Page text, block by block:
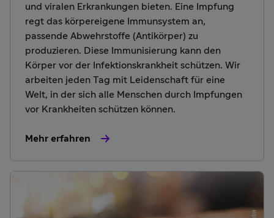
und viralen Erkrankungen bieten. Eine Impfung
regt das körpereigene Immunsystem an,
passende Abwehrstoffe (Antikörper) zu
produzieren. Diese Immunisierung kann den
Körper vor der Infektionskrankheit schützen. Wir
arbeiten jeden Tag mit Leidenschaft für eine
Welt, in der sich alle Menschen durch Impfungen
vor Krankheiten schützen können.
Mehr erfahren